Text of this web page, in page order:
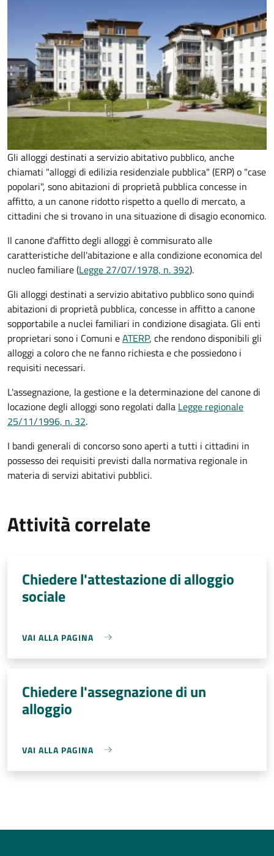
Gli alloggi destinati a servizio abitativo pubblico, anche
chiamati "alloggi di edilizia residenziale pubblica" (ERP) o "case
popolari", sono abitazioni di proprietà pubblica concesse in
affitto, a un canone ridotto rispetto a quello di mercato, a
cittadini che si trovano in una situazione di disagio economico.
Il canone d'affitto degli alloggi è commisurato alle
caratteristiche dell'abitazione e alla condizione economica del
nucleo familiare (Legge 27/07/1978, n. 392).
Gli alloggi destinati a servizio abitativo pubblico sono quindi
abitazioni di proprietà pubblica, concesse in affitto a canone
sopportabile a nuclei familiari in condizione disagiata. Gli enti
proprietari sono i Comuni eATERP, che rendono disponibili gli
alloggi a coloro che ne fanno richiesta e che possiedono i
requisiti necessari.
L'assegnazione, la gestione e la determinazione del canone di
locazione degli alloggi sono regolati dalla Legge regionale
25/11/1996, n. 32.
I bandi generali di concorso sono aperti a tutti i cittadini in
possesso dei requisiti previsti dalla normativa regionale in
materia di servizi abitativi pubblici.
Attività correlate
Chiedere l'attestazione di alloggio
sociale
VAI ALLA PAGINA
Chiedere l'assegnazione di un
alloggio
VAI ALLA PAGINA